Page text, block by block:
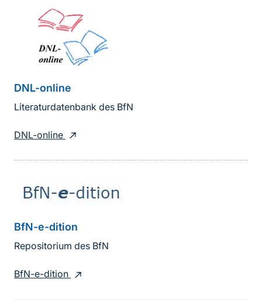
DNL-online
Literaturdatenbank des BfN
DNL-online
BfN-e-dition
Repositorium des BfN
BfN-e-dition